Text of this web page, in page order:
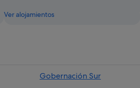
Ver alojamientos
Gobernación Sur